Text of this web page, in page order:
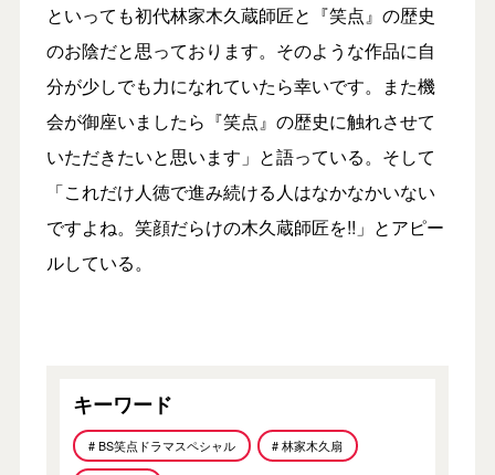
といっても初代林家木久蔵師匠と『笑点』の歴史
のお陰だと思っております。そのような作品に自
分が少しでも力になれていたら幸いです。また機
会が御座いましたら『笑点』の歴史に触れさせて
いただきたいと思います」と語っている。そして
「これだけ人徳で進み続ける人はなかなかいない
ですよね。笑顔だらけの木久蔵師匠を!!」とアピー
ルしている。
キーワード
# BS笑点ドラマスペシャル # 林家木久扇